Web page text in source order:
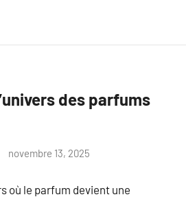
des parfums
novembre 13, 2025
où le parfum devient une